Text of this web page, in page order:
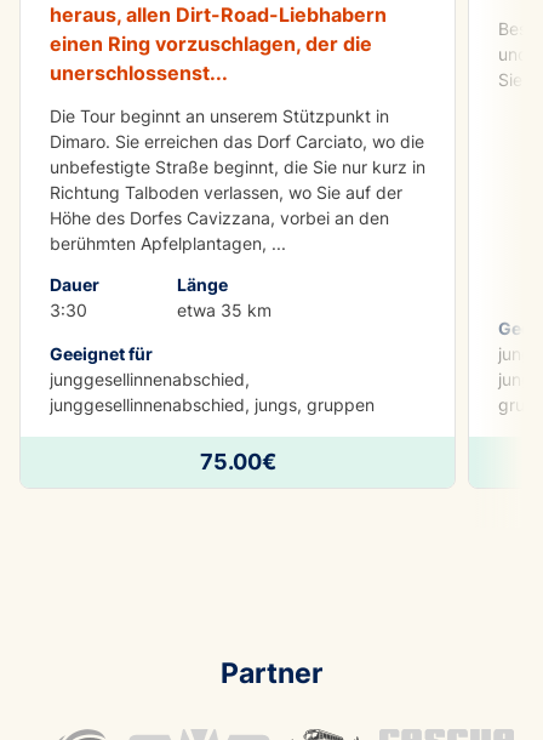
heraus, allen Dirt-Road-Liebhabern
einen Ring vorzuschlagen, der die
unerschlossenst...
Die Tour beginnt an unserem Stützpunkt in
Dimaro. Sie erreichen das Dorf Carciato, wo die
unbefestigte Straße beginnt, die Sie nur kurz in
Richtung Talboden verlassen, wo Sie auf der
Höhe des Dorfes Cavizzana, vorbei an den
berühmten Apfelplantagen, ...
Dauer
3:30
Länge
etwa 35 km
Geeignet für
junggesellinnenabschied,
junggesellinnenabschied, jungs, gruppen
75.00€
und
Sie
Partner